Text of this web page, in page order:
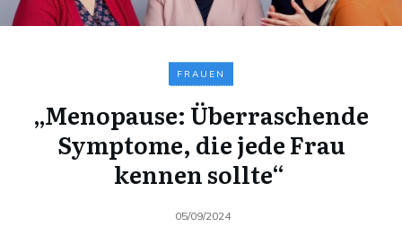
FRAUEN
„Menopause: Überraschende
Symptome, die jede Frau
kennen sollte“
05/09/2024